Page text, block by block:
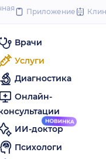
to
Приложение
Врачи
Услуги
Диагностика
Онлайн-
ИИ-доктор
Психологи